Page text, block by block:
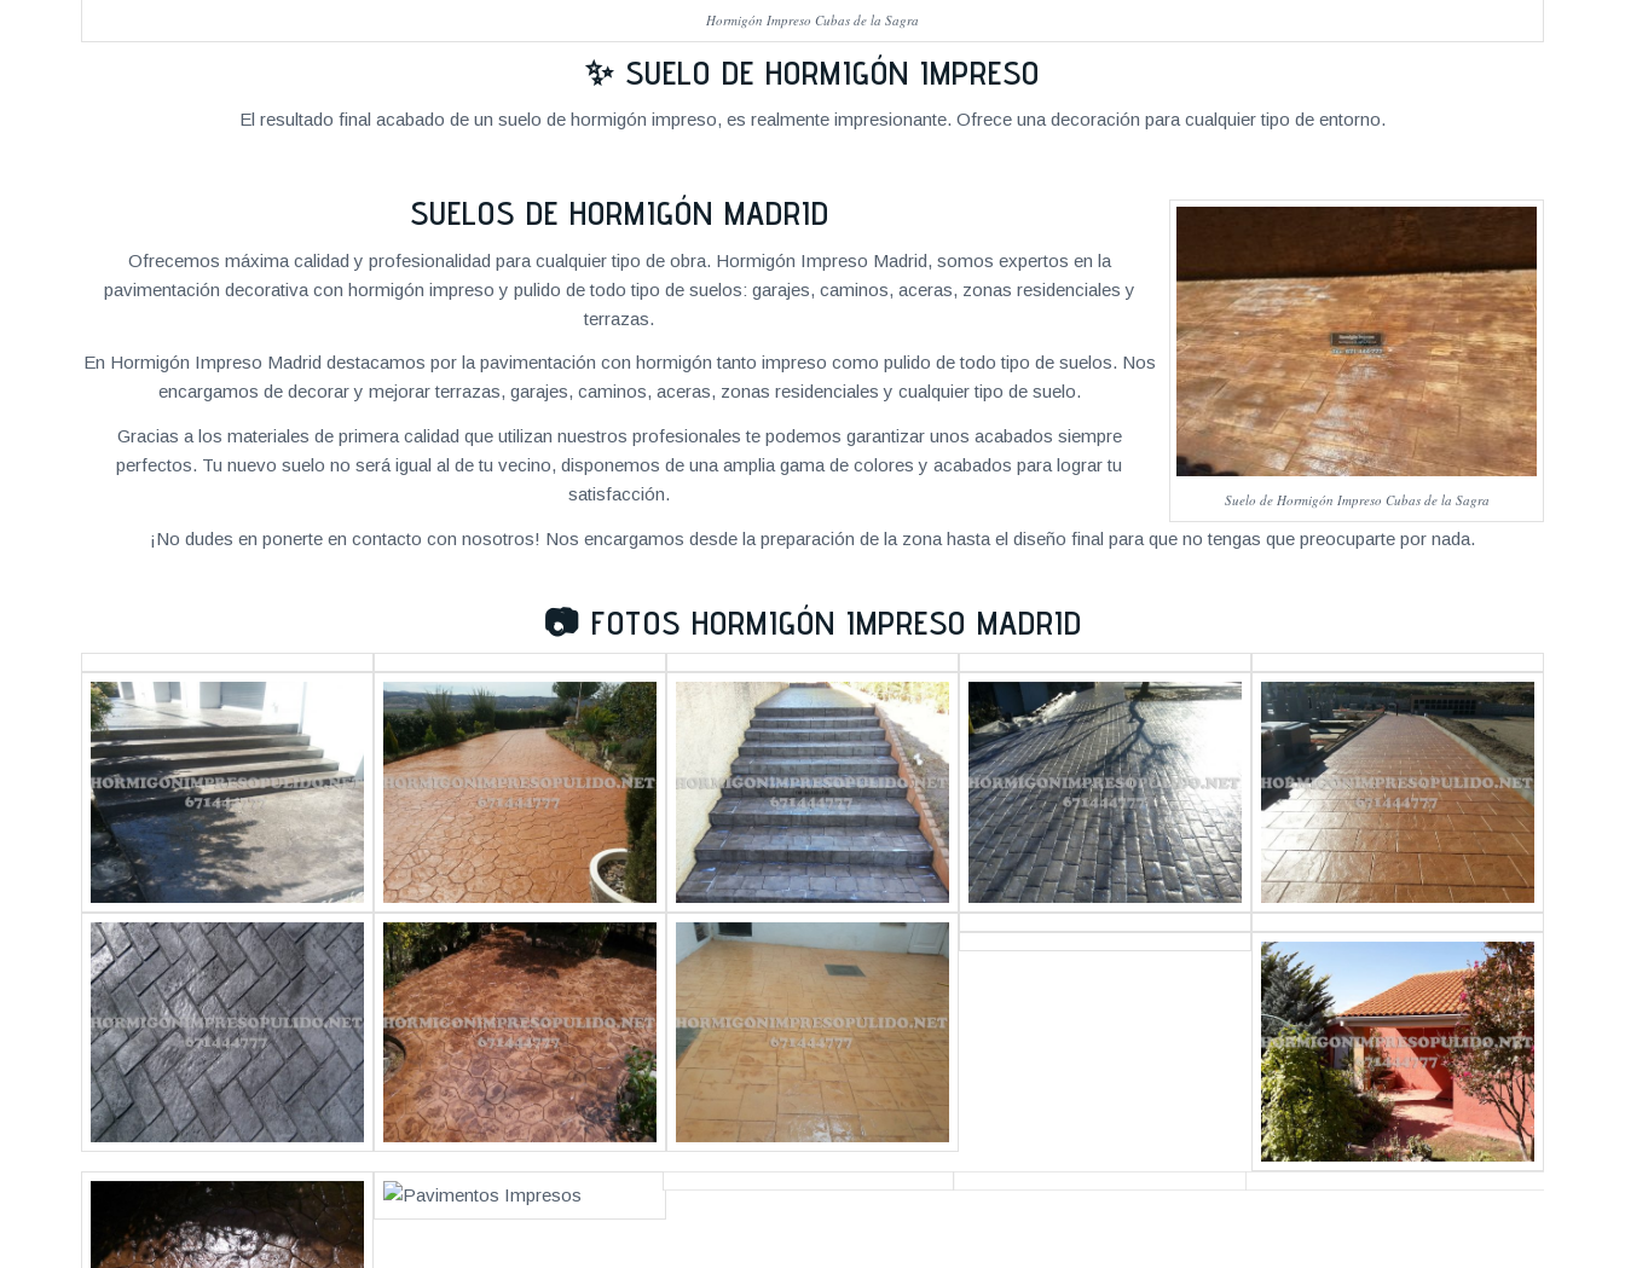
Hormigón Impreso Cubas de la Sagra
✨ SUELO DE HORMIGÓN IMPRESO
El resultado final acabado de un suelo de hormigón impreso, es realmente impresionante. Ofrece una decoración para cualquier tipo de entorno.
Suelo de Hormigón Impreso Cubas de la Sagra
SUELOS DE HORMIGÓN MADRID
Ofrecemos máxima calidad y profesionalidad para cualquier tipo de obra. Hormigón Impreso Madrid, somos expertos en la
pavimentación decorativa con hormigón impreso y pulido de todo tipo de suelos: garajes, caminos, aceras, zonas residenciales y
terrazas.
En Hormigón Impreso Madrid destacamos por la pavimentación con hormigón tanto impreso como pulido de todo tipo de suelos. Nos
encargamos de decorar y mejorar terrazas, garajes, caminos, aceras, zonas residenciales y cualquier tipo de suelo.
Gracias a los materiales de primera calidad que utilizan nuestros profesionales te podemos garantizar unos acabados siempre
perfectos. Tu nuevo suelo no será igual al de tu vecino, disponemos de una amplia gama de colores y acabados para lograr tu
satisfacción.
¡No dudes en ponerte en contacto con nosotros! Nos encargamos desde la preparación de la zona hasta el diseño final para que no tengas que preocuparte por nada.
📷 FOTOS HORMIGÓN IMPRESO MADRID